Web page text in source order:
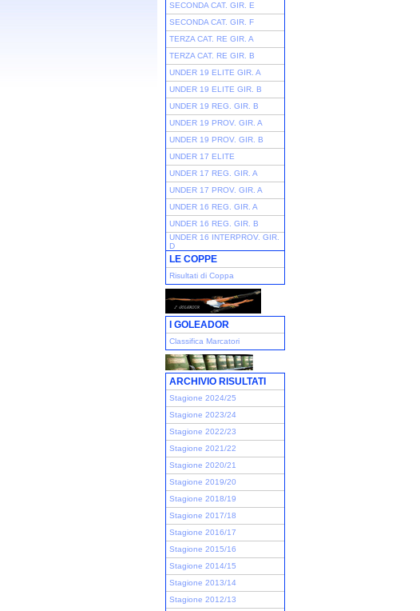
SECONDA CAT. GIR. E
SECONDA CAT. GIR. F
TERZA CAT. RE GIR. A
TERZA CAT. RE GIR. B
UNDER 19 ELITE GIR. A
UNDER 19 ELITE GIR. B
UNDER 19 REG. GIR. B
UNDER 19 PROV. GIR. A
UNDER 19 PROV. GIR. B
UNDER 17 ELITE
UNDER 17 REG. GIR. A
UNDER 17 PROV. GIR. A
UNDER 16 REG. GIR. A
UNDER 16 REG. GIR. B
UNDER 16 INTERPROV. GIR.
D
LE COPPE
Risultati di Coppa
I GOLEADOR
Classifica Marcatori
ARCHIVIO RISULTATI
Stagione 2024/25
Stagione 2023/24
Stagione 2022/23
Stagione 2021/22
Stagione 2020/21
Stagione 2019/20
Stagione 2018/19
Stagione 2017/18
Stagione 2016/17
Stagione 2015/16
Stagione 2014/15
Stagione 2013/14
Stagione 2012/13